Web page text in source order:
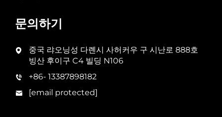
문의하기
중국 랴오닝성 다롄시 사허커우 구 시난로 888호
빙산 후이구 C4 빌딩 N106
+86- 13387898182
[email protected]